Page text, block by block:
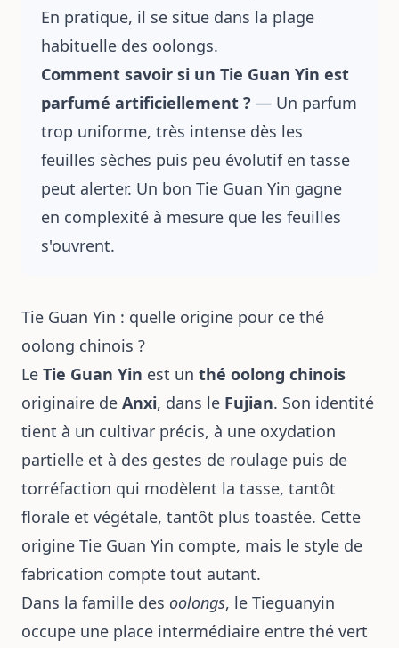
En pratique, il se situe dans la plage
habituelle des oolongs.
Comment savoir si un Tie Guan Yin est
parfumé artificiellement ? — Un parfum
trop uniforme, très intense dès les
feuilles sèches puis peu évolutif en tasse
peut alerter. Un bon Tie Guan Yin gagne
en complexité à mesure que les feuilles
s'ouvrent.
Tie Guan Yin : quelle origine pour ce thé
oolong chinois ?
Le Tie Guan Yin est un thé oolong chinois
originaire de Anxi, dans le Fujian. Son identité
tient à un cultivar précis, à une oxydation
partielle et à des gestes de roulage puis de
torréfaction qui modèlent la tasse, tantôt
florale et végétale, tantôt plus toastée. Cette
origine Tie Guan Yin compte, mais le style de
fabrication compte tout autant.
Dans la famille des oolongs, le Tieguanyin
occupe une place intermédiaire entre thé vert